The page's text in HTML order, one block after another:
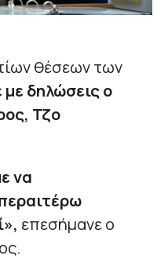
θέσεων των
δηλώσεις ο
Τζο
να
επεσήμανε ο